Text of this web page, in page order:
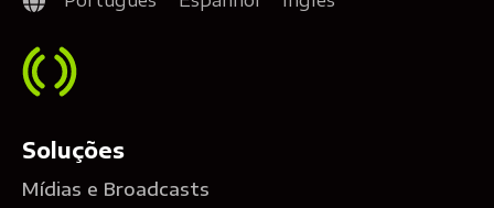
Soluções
Mídias e Broadcasts